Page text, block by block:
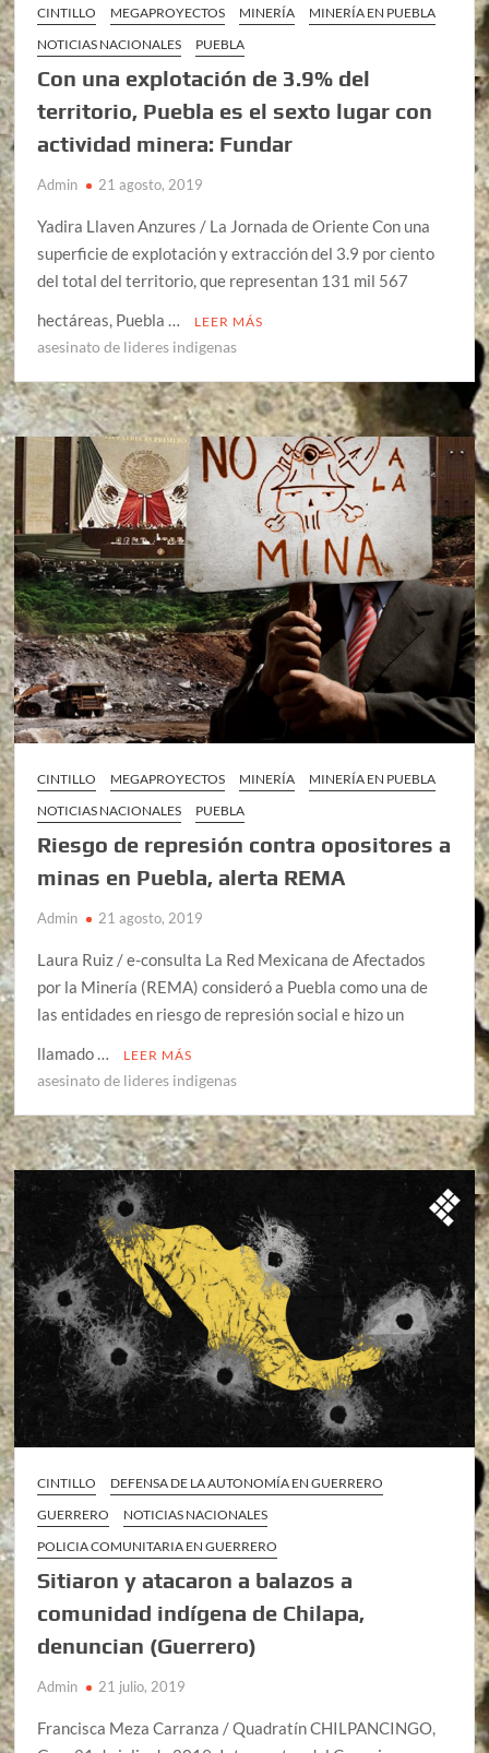
CINTILLO MEGAPROYECTOS MINERÍA
MINERÍA EN PUEBLA
NOTICIAS NACIONALES
PUEBLA
Con una explotación de 3.9% del
territorio, Puebla es el sexto lugar con
actividad minera: Fundar
Admin 21 agosto, 2019
Yadira Llaven Anzures / La Jornada de Oriente Con una
superficie de explotación y extracción del 3.9 por ciento
del total del territorio, que representan 131 mil 567
hectáreas, Puebla …
LEER MÁS
asesinato de lideres indigenas
CINTILLO MEGAPROYECTOS MINERÍA
MINERÍA EN PUEBLA
NOTICIAS NACIONALES
PUEBLA
Riesgo de represión contra opositores a
minas en Puebla, alerta REMA
Admin 21 agosto, 2019
Laura Ruiz / e-consulta La Red Mexicana de Afectados
por la Minería (REMA) consideró a Puebla como una de
las entidades en riesgo de represión social e hizo un
llamado …
LEER MÁS
asesinato de lideres indigenas
CINTILLO
DEFENSA DE LA AUTONOMÍA EN GUERRERO
GUERRERO
NOTICIAS NACIONALES
POLICIA COMUNITARIA EN GUERRERO
Sitiaron y atacaron a balazos a
comunidad indígena de Chilapa,
denuncian (Guerrero)
Admin 21 julio, 2019
Francisca Meza Carranza / Quadratín CHILPANCINGO,